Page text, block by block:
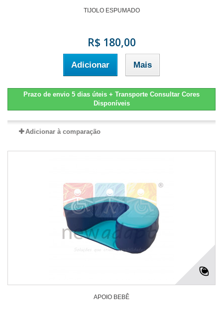
TIJOLO ESPUMADO
R$ 180,00
Adicionar Mais
Prazo de envio 5 dias úteis + Transporte Consultar Cores
Disponíveis
Adicionar à comparação
APOIO BEBÊ